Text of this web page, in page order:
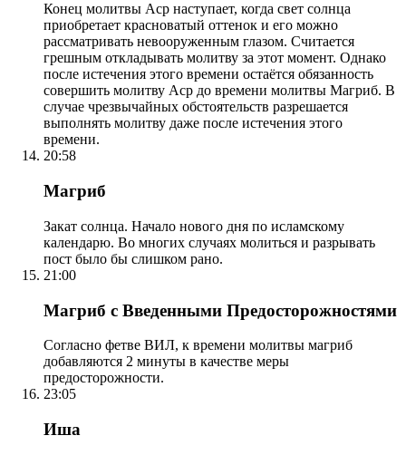
Конец молитвы Аср наступает, когда свет солнца
приобретает красноватый оттенок и его можно
рассматривать невооруженным глазом. Считается
грешным откладывать молитву за этот момент. Однако
после истечения этого времени остаётся обязанность
совершить молитву Аср до времени молитвы Магриб. В
случае чрезвычайных обстоятельств разрешается
выполнять молитву даже после истечения этого
времени.
20:58
Магриб
Закат солнца. Начало нового дня по исламскому
календарю. Во многих случаях молиться и разрывать
пост было бы слишком рано.
21:00
Магриб с Введенными Предосторожностями
Согласно фетве ВИЛ, к времени молитвы магриб
добавляются 2 минуты в качестве меры
предосторожности.
23:05
Иша